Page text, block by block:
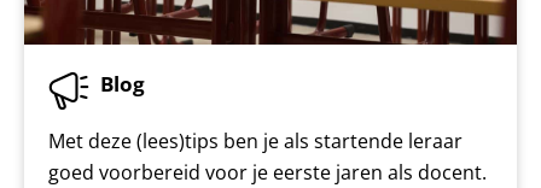
Blog
Met deze (lees)tips ben je als startende leraar
goed voorbereid voor je eerste jaren als docent.